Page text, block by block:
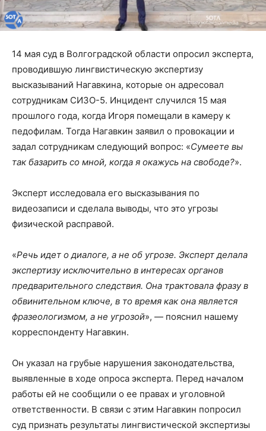
14 мая суд в Волгоградской области опросил эксперта,
проводившую лингвистическую экспертизу
высказываний Нагавкина, которые он адресовал
сотрудникам СИЗО-5. Инцидент случился 15 мая
прошлого года, когда Игоря помещали в камеру к
педофилам. Тогда Нагавкин заявил о провокации и
задал сотрудникам следующий вопрос: «Сумеете вы
так базарить со мной, когда я окажусь на свободе?».
Эксперт исследовала его высказывания по
видеозаписи и сделала выводы, что это угрозы
физической расправой.
«Речь идет о диалоге, а не об угрозе. Эксперт делала
экспертизу исключительно в интересах органов
предварительного следствия. Она трактовала фразу в
обвинительном ключе, в то время как она является
фразеологизмом, а не угрозой», — пояснил нашему
корреспонденту Нагавкин.
Он указал на грубые нарушения законодательства,
выявленные в ходе опроса эксперта. Перед началом
работы ей не сообщили о ее правах и уголовной
ответственности. В связи с этим Нагавкин попросил
суд признать результаты лингвистической экспертизы